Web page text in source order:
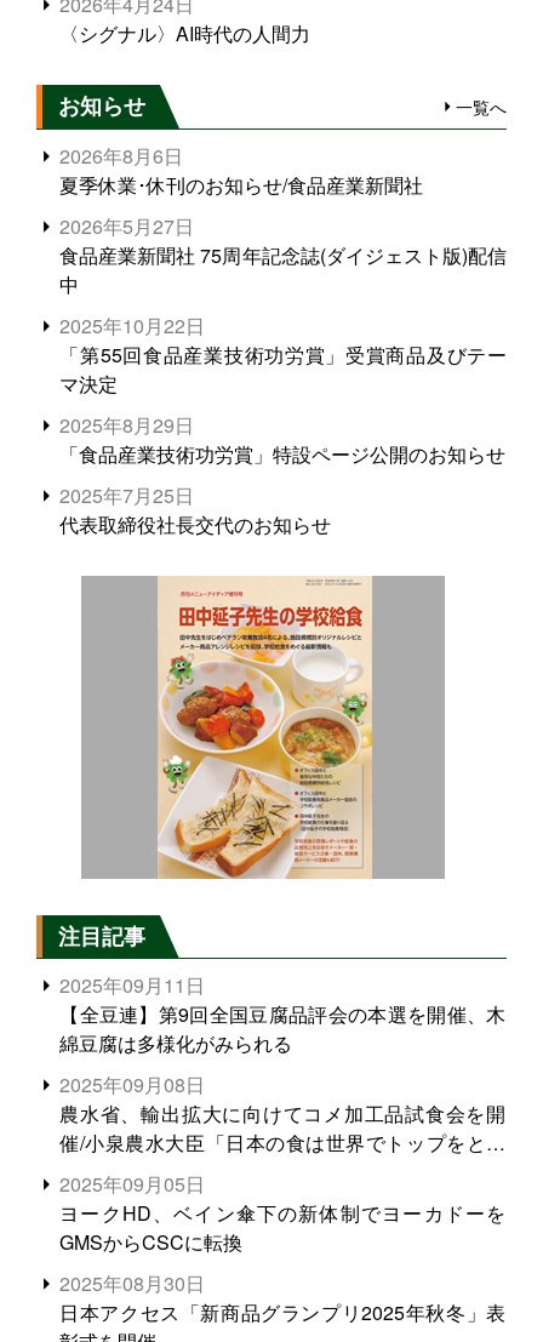
〈シグナル〉AI時代の人間力
お知らせ 一覧へ
2026年8月6日
夏季休業･休刊のお知らせ/食品産業新聞社
2026年5月27日
食品産業新聞社 75周年記念誌(ダイジェスト版)配信
中
2025年10月22日
「第55回食品産業技術功労賞」受賞商品及びテー
マ決定
2025年8月29日
「食品産業技術功労賞」特設ページ公開のお知らせ
2025年7月25日
代表取締役社長交代のお知らせ
注目記事
2025年09月11日
【全豆連】第9回全国豆腐品評会の本選を開催、木
綿豆腐は多様化がみられる
2025年09月08日
農水省、輸出拡大に向けてコメ加工品試食会を開
催/小泉農水大臣「日本の食は世界でトップをとれ
る。米増産に向けて、米輸出需要の拡大を」
2025年09月05日
ヨークHD、ベイン傘下の新体制でヨーカドーを
GMSからCSCに転換
2025年08月30日
日本アクセス「新商品グランプリ2025年秋冬」表